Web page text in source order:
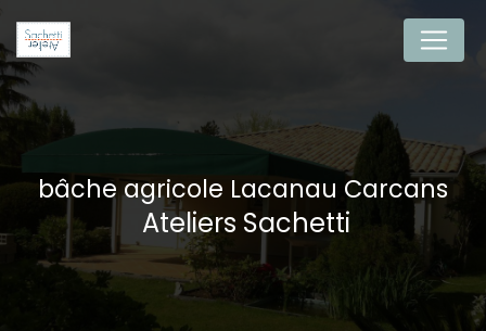
bâche agricole Lacanau Carcans
Ateliers Sachetti